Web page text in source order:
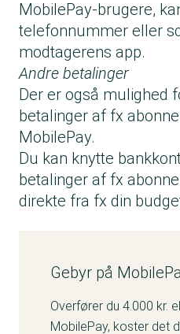
MobilePay-brugere,
telefonnummer eller
modtagerens app.
Andre betalinger
Der er også mulighed
betalinger af fx
MobilePay.
Du kan knytte
betalinger af fx
direkte fra fx din
Gebyr på
Overfører du 4.000 kr.
MobilePay, koster det